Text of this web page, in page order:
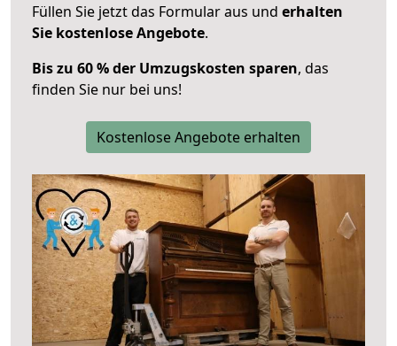
Füllen Sie jetzt das Formular aus und erhalten
Sie kostenlose Angebote.
Bis zu 60 % der Umzugskosten sparen, das
finden Sie nur bei uns!
Kostenlose Angebote erhalten